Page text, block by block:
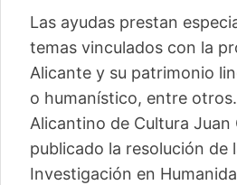
Las ayudas prestan
temas vinculados con la
Alicante y su patrimonio
o humanístico, entre
Alicantino de Cultura Juan
publicado la resolución de
Investigación en